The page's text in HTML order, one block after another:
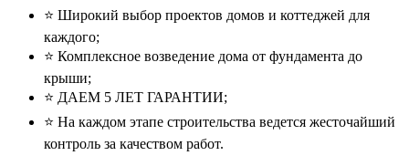
⭐️ Широкий выбор проектов домов и коттеджей для
каждого;
⭐️ Комплексное возведение дома от фундамента до
крыши;
⭐️ ДАЕМ 5 ЛЕТ ГАРАНТИИ;
⭐️ На каждом этапе строительства ведется жесточайший
контроль за качеством работ.